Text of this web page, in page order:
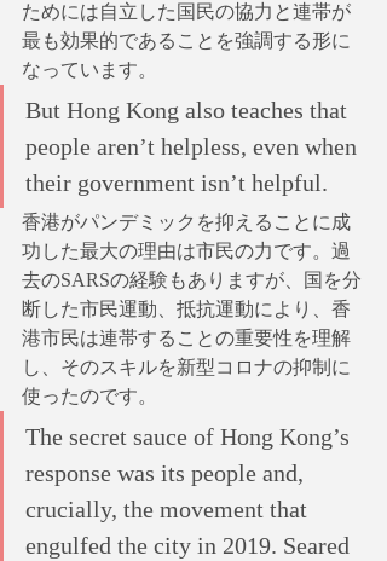
ためには自立した国民の協力と連帯が
最も効果的であることを強調する形に
なっています。
But Hong Kong also teaches that
people aren’t helpless, even when
their government isn’t helpful.
香港がパンデミックを抑えることに成
功した最大の理由は市民の力です。過
去のSARSの経験もありますが、国を分
断した市民運動、抵抗運動により、香
港市民は連帯することの重要性を理解
し、そのスキルを新型コロナの抑制に
使ったのです。
The secret sauce of Hong Kong’s
response was its people and,
crucially, the movement that
engulfed the city in 2019. Seared